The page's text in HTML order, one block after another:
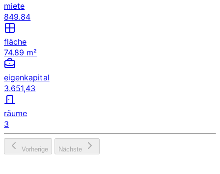
miete
849.84
fläche
74.89 m²
eigenkapital
3.651,43
räume
3
Vorherige Nächste